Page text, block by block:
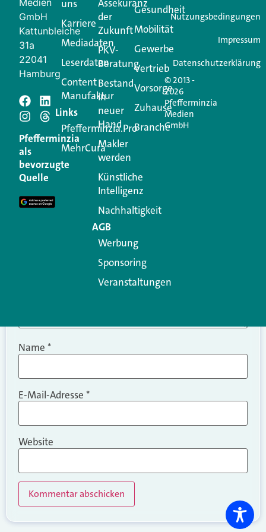
Login.
Jetzt anmelden
Schreiben Sie einen
Kommentar
Ihre E-Mail-Adresse wird nicht veröffentlicht.
Erforderliche Felder sind mit
Kommentar
Name *
E-Mail-Adresse *
Website
Alternative:
GmbH
Kattunbleiche
31a
22041
Hamburg
Pfefferminzia
als
bevorzugte
Quelle
uns
Karriere
Mediadaten
Leserdaten
Content
Manufaktur
Links
Pfefferminzia.Pro
MehrCura
Assekuranz
der
Zukunft
PKV-
Beratung
Bestand
in
neuer
Hand
Makler
werden
Künstliche
Intelligenz
Nachhaltigkeit
AGB
Werbung
Sponsoring
Veranstaltungen
Gesundheit
Mobilität
Gewerbe
Vertrieb
Vorsorge
Zuhause
Branche
© 2013 -
2026
Pfefferminzia
Medien
GmbH
Nutzungsbedingungen
Impressum
Datenschutzerklärung